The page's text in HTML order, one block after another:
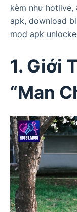
kèm như hotlive,
apk, download
mod apk
1. Giới
“Man